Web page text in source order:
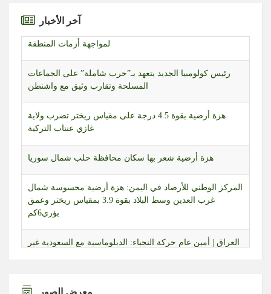
آخر الأخبار
رئيس كولومبيا الجديد يتعهد بـ”حرب شاملة” على الجماعات
المسلحة وتقارب وثيق مع واشنطن
هزة أرضية بقوة 4.5 درجة على مقياس ريختر تضرب ولاية
غازي عنتاب التركية
هزة أرضية شعر بها سكان محافظة حلب شمال سوريا
المركز الوطني للأرصاد في اليمن: هزة أرضية محسوسة شمال
غرب العدين وسط البلاد بقوة 3.9 بمقياس ريختر وعمق
بؤري6كم
العراق | أمين عام حركة النجباء: الدبلوماسية مع السعودية غير
مجدية والصواريخ لا ترد إلا بالصواريخ
طائرات مسيّرة إسرائيلية تحلّق بشكل مكثف في أجواء قضاء